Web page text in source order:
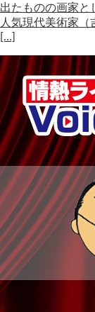
出たものの画家と
人気現代美術家（
[…]